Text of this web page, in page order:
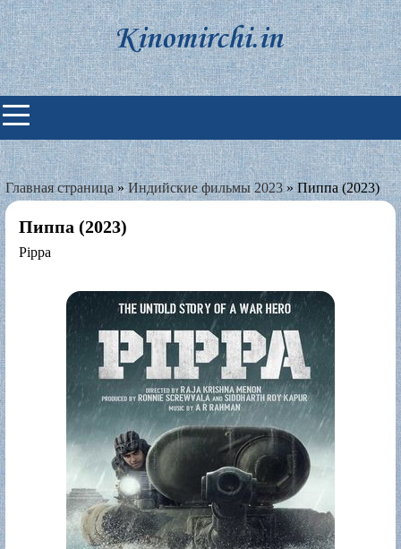
Skip
to
content
Индийские фильмы смотреть
онлайн
Главная страница»Индийские фильмы 2023»Пиппа (2023)
Пиппа (2023)
Pippa